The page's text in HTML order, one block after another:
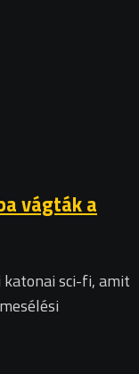
vágták a
katonai sci-fi, amit